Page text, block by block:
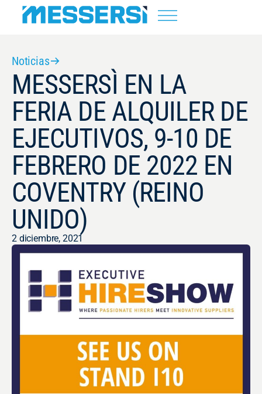
Noticias
MESSERSÌ EN LA
FERIA DE ALQUILER DE
EJECUTIVOS, 9-10 DE
FEBRERO DE 2022 EN
COVENTRY (REINO
UNIDO)
2 diciembre, 2021